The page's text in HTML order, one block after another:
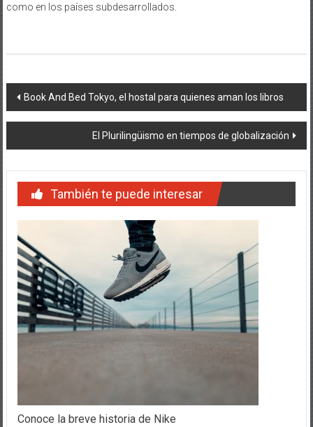
como en los países subdesarrollados.
Navegación
de
entradas
Book And Bed Tokyo, el hostal para quienes aman los libros
El Plurilingüismo en tiempos de globalización
También te puede interesar
Conoce la breve historia de Nike